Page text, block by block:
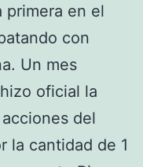
primera en el
con
Un mes
oficial la
del
la cantidad de 1